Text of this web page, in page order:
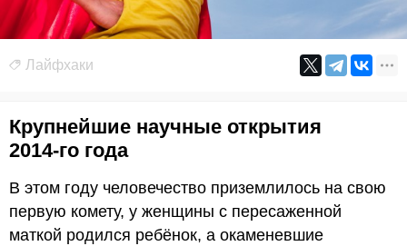
Лайфхаки
Крупнейшие научные открытия
2014-го года
В этом году человечество приземлилось на свою
первую комету, у женщины с пересаженной
маткой родился ребёнок, а окаменевшие